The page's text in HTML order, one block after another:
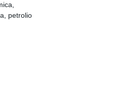
petrolio